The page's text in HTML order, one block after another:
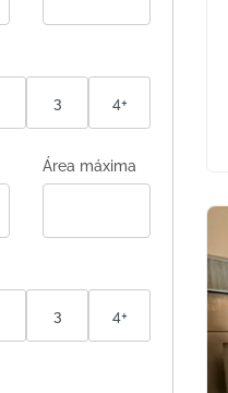
3 4+
Área máxima
3 4+